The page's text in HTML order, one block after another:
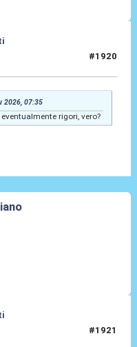
#1920
2026, 07:35
rigori, vero?
#1921